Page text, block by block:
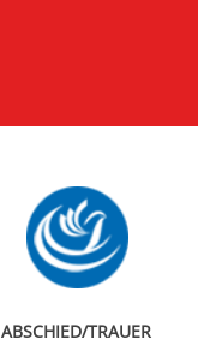
ABSCHIED/TRAUER